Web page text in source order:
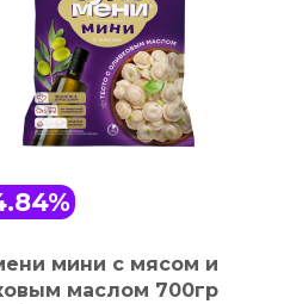
%
мини с мясом и
маслом 700гр